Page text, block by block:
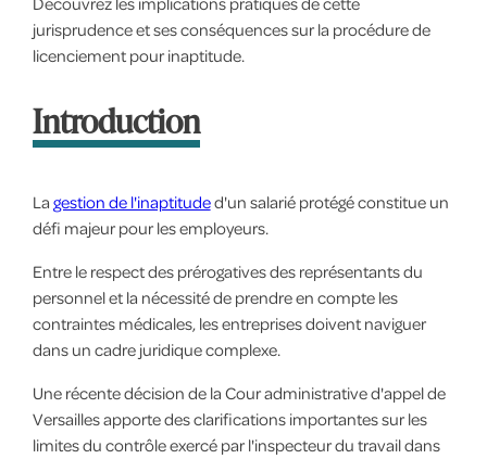
jurisprudence et ses conséquences sur la procédure de
licenciement pour inaptitude.
Introduction
La gestion de l'inaptituded'un salarié protégé constitue un
défi majeur pour les employeurs.
Entre le respect des prérogatives des représentants du
personnel et la nécessité de prendre en compte les
contraintes médicales, les entreprises doivent naviguer
dans un cadre juridique complexe.
Une récente décision de la Cour administrative d'appel de
Versailles apporte des clarifications importantes sur les
limites du contrôle exercé par l'inspecteur du travail dans